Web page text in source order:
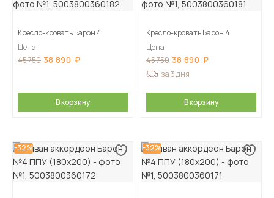
Кресло-кровать Барон 4
Цена
45 750 38 890
В корзину
Кресло-кровать Барон 4
Цена
45 750 38 890
за 3 дня
В корзину
-32% -32%